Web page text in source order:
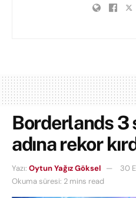
Borderlands 3
adına rekor
Yazı: Oytun Yağız Göksel
30
Okuma süresi: 2 mins read